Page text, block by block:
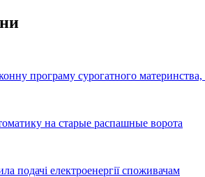
програму сурогатного материнства,
на старые распашные ворота
подачі електроенергії споживачам